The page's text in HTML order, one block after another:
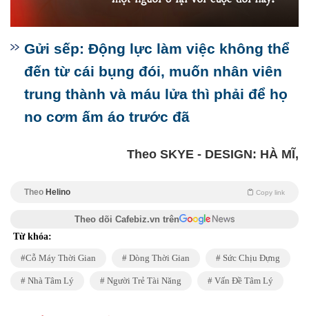
Gửi sếp: Động lực làm việc không thể
đến từ cái bụng đói, muốn nhân viên
trung thành và máu lửa thì phải để họ
no cơm ấm áo trước đã
Theo SKYE - DESIGN: HÀ MĨ,
Theo Helino Copy link
Theo dõi Cafebiz.vn trên
Từ khóa:
Cỗ Máy Thời Gian Dòng Thời Gian Sức Chịu Đựng
Nhà Tâm Lý Người Trẻ Tài Năng Vấn Đề Tâm Lý